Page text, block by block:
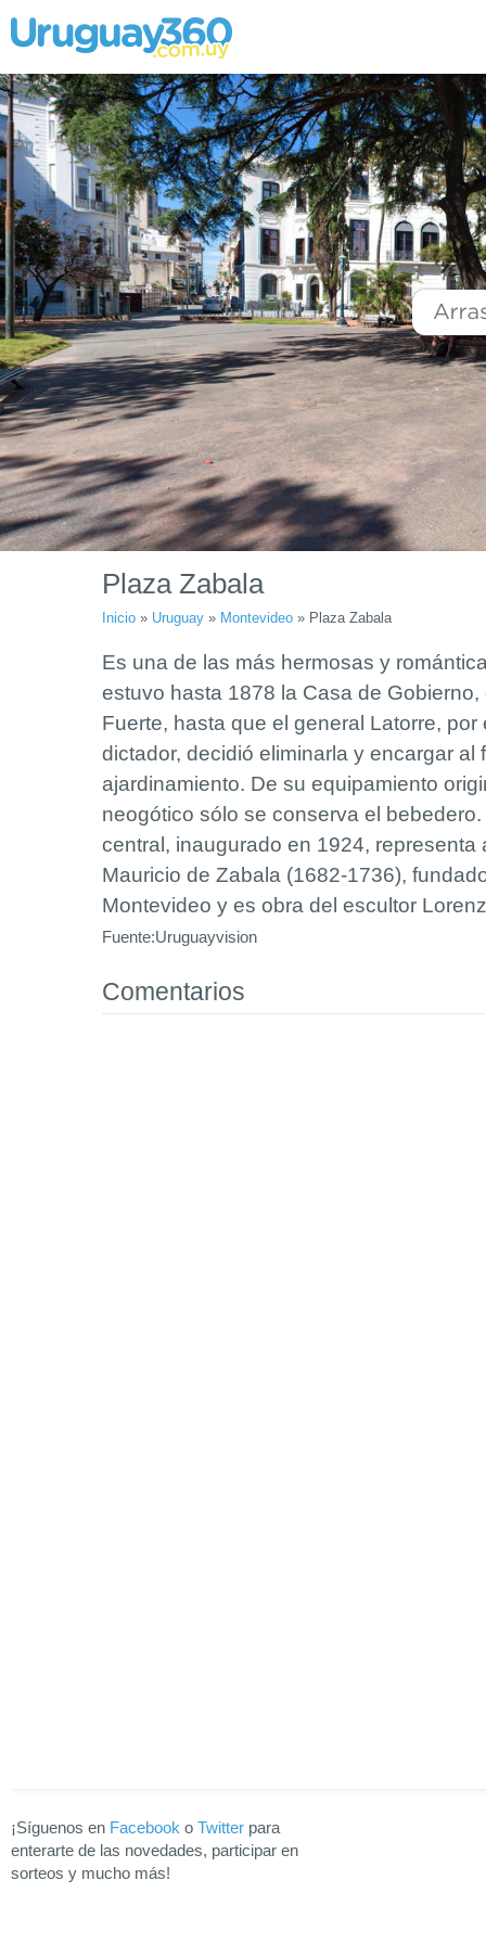
Plaza Zabala
Inicio » Uruguay » Montevideo » Plaza Zabala
Es una de las más hermosas y
estuvo hasta 1878 la Casa de
Fuerte, hasta que el general Latorre,
dictador, decidió eliminarla y encargar al
ajardinamiento. De su equipamiento
neogótico sólo se conserva el
central, inaugurado en 1924, representa
Mauricio de Zabala (1682-1736),
Montevideo y es obra del escultor
Fuente:Uruguayvision
Comentarios
¡Síguenos en Facebook o Twitter para
enterarte de las novedades, participar en
sorteos y mucho más!